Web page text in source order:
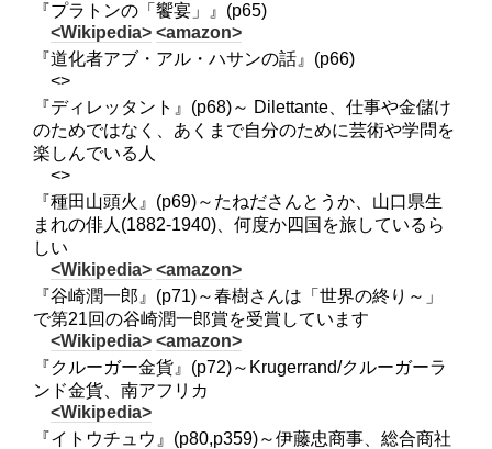
『プラトンの「饗宴」』(p65)
<Wikipedia> <amazon>
『道化者アブ・アル・ハサンの話』(p66)
<>
『ディレッタント』(p68)～ Dilettante、仕事や金儲け
のためではなく、あくまで自分のために芸術や学問を
楽しんでいる人
<>
『種田山頭火』(p69)～たねださんとうか、山口県生
まれの俳人(1882-1940)、何度か四国を旅しているら
しい
<Wikipedia> <amazon>
『谷崎潤一郎』(p71)～春樹さんは「世界の終り～」
で第21回の谷崎潤一郎賞を受賞しています
<Wikipedia> <amazon>
『クルーガー金貨』(p72)～Krugerrand/クルーガーラ
ンド金貨、南アフリカ
<Wikipedia>
『イトウチュウ』(p80,p359)～伊藤忠商事、総合商社